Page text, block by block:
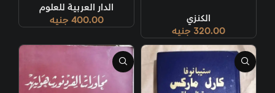
الكنزي
320.00 جنيه
الدار العربية للعلوم
400.00 جنيه